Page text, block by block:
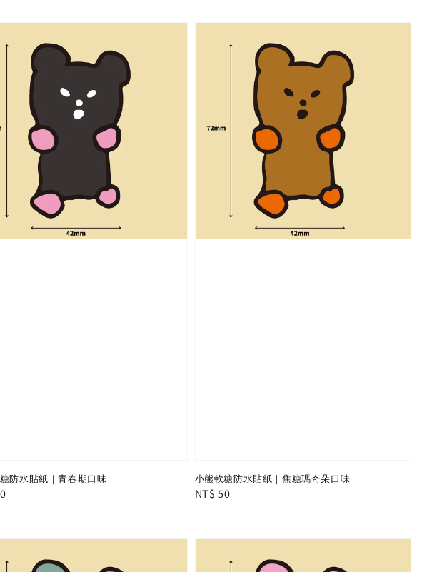
防水貼紙｜青春期口味 小熊軟糖防水貼紙｜焦糖瑪奇朵口味
Regular
NT$ 50